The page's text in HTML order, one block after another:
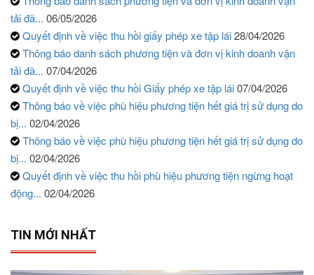
tải đã... 06/05/2026
Quyết định về việc thu hồi giấy phép xe tập lái28/04/2026
Thông báo danh sách phương tiện và đơn vị kinh doanh vận
tải đã... 07/04/2026
Quyết định về việc thu hồi Giấy phép xe tập lái07/04/2026
Thông báo về việc phù hiệu phương tiện hết giá trị sử dụng do
bị... 02/04/2026
Thông báo về việc phù hiệu phương tiện hết giá trị sử dụng do
bị... 02/04/2026
Quyết định về việc thu hồi phù hiệu phương tiện ngừng hoạt
động... 02/04/2026
TIN MỚI NHẤT